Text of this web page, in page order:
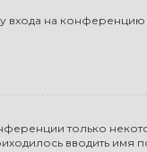
входа на
только
вводить имя